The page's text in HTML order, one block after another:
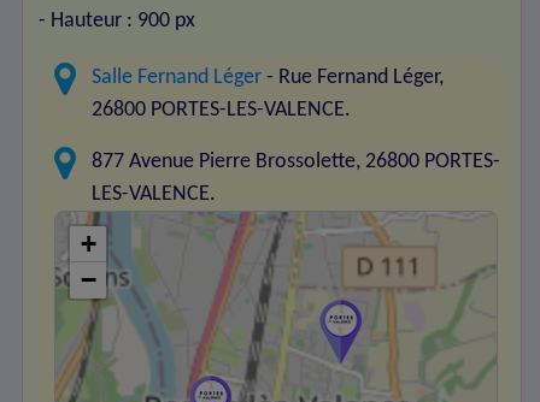
- Hauteur : 900 px
Salle Fernand Léger - Rue Fernand Léger,
26800 PORTES-LES-VALENCE.
877 Avenue Pierre Brossolette, 26800 PORTES-
LES-VALENCE.
+
−